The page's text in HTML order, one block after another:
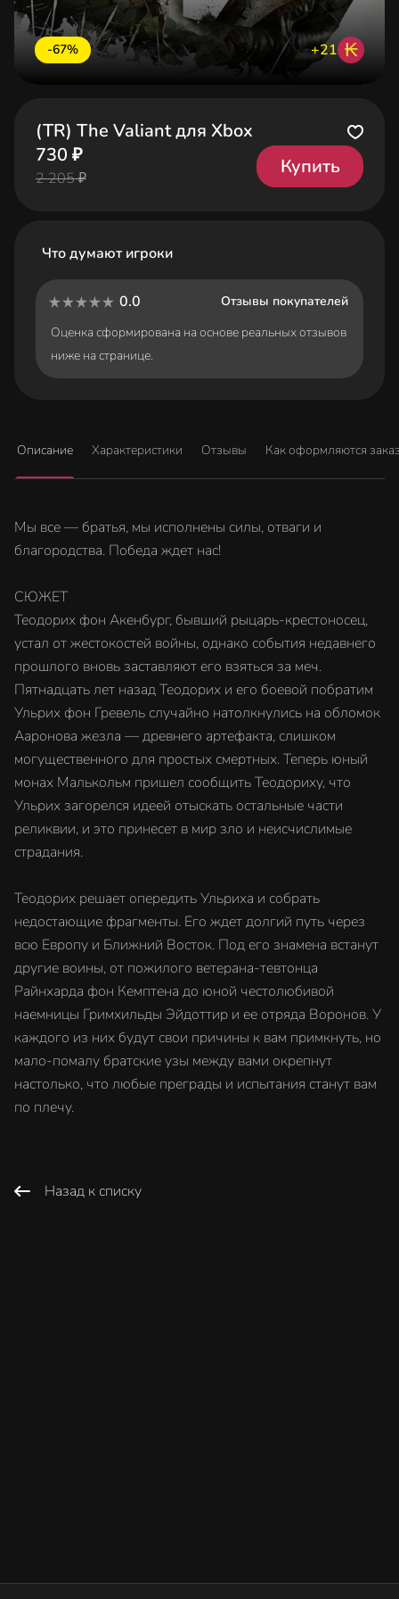
-67% +21 ₭
(TR) The Valiant для Xbox
730 ₽
2 205 ₽
Купить
Что думают игроки
0.0
Отзывы покупателей
Оценка сформирована на основе реальных отзывов
ниже на странице.
Описание Характеристики Отзывы Как оформляются
Мы все — братья, мы исполнены силы, отваги и
благородства. Победа ждет нас!
СЮЖЕТ
Теодорих фон Акенбург, бывший рыцарь-крестоносец,
устал от жестокостей войны, однако события недавнего
прошлого вновь заставляют его взяться за меч.
Пятнадцать лет назад Теодорих и его боевой побратим
Ульрих фон Гревель случайно натолкнулись на обломок
Ааронова жезла — древнего артефакта, слишком
могущественного для простых смертных. Теперь юный
монах Малькольм пришел сообщить Теодориху, что
Ульрих загорелся идеей отыскать остальные части
реликвии, и это принесет в мир зло и неисчислимые
страдания.
Теодорих решает опередить Ульриха и собрать
недостающие фрагменты. Его ждет долгий путь через
всю Европу и Ближний Восток. Под его знамена встанут
другие воины, от пожилого ветерана-тевтонца
Райнхарда фон Кемптена до юной честолюбивой
наемницы Гримхильды Эйдоттир и ее отряда Воронов. У
каждого из них будут свои причины к вам примкнуть, но
мало-помалу братские узы между вами окрепнут
настолько, что любые преграды и испытания станут вам
по плечу.
Назад к списку